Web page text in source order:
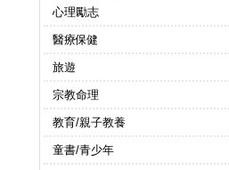
心理勵志
醫療保健
旅遊
宗教命理
教育/親子教養
童書/青少年